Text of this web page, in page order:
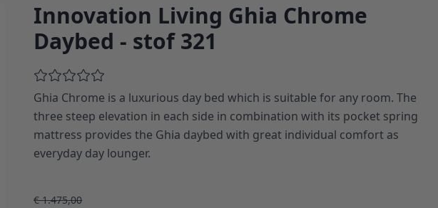
Innovation Living Ghia Chrome
Daybed - stof 321
Ghia Chrome is a luxurious day bed which is suitable for any room. The
three steep elevation in each side in combination with its pocket spring
mattress provides the Ghia daybed with great individual comfort as
everyday day lounger.
€ 1.475,00